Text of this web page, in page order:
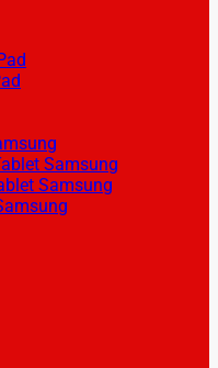
Samsung
Samsung